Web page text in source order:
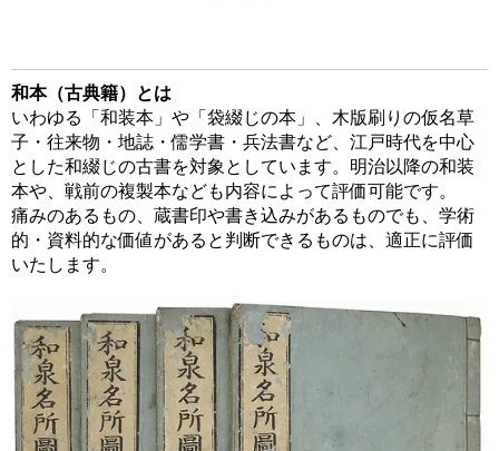
和本（古典籍）とは
いわゆる「和装本」や「袋綴じの本」、木版刷りの仮名草
子・往来物・地誌・儒学書・兵法書など、江戸時代を中心
とした和綴じの古書を対象としています。明治以降の和装
本や、戦前の複製本なども内容によって評価可能です。
痛みのあるもの、蔵書印や書き込みがあるものでも、学術
的・資料的な価値があると判断できるものは、適正に評価
いたします。